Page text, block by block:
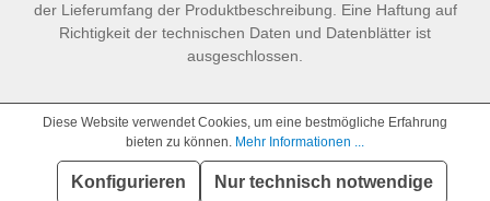
der Lieferumfang der Produktbeschreibung. Eine Haftung auf
Richtigkeit der technischen Daten und Datenblätter ist
ausgeschlossen.
Diese Website verwendet Cookies, um eine bestmögliche Erfahrung
bieten zu können. Mehr Informationen ...
Konfigurieren Nur technisch notwendige